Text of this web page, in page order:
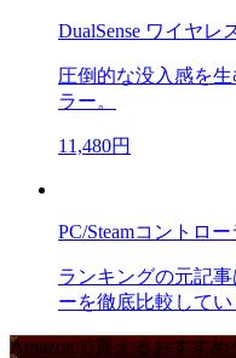
DualSense ワイヤレ
圧倒的な没入感を
ラー。
11,480円
PC/Steamコントロ
ランキングの元記
ーを徹底比較してい
Amazonで買えるおすす